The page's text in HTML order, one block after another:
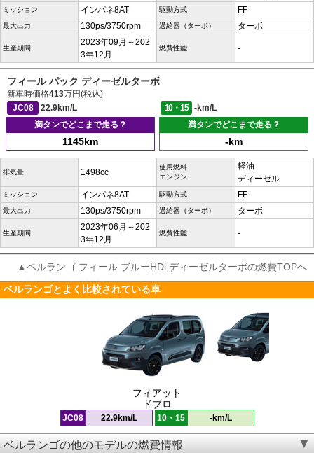
ミッション インパネ8AT 駆動方式 FF
最大出力 130ps/3750rpm 過給器（ターボ） ターボ
生産期間
2023年09月～202
3年12月
燃費性能 -
フィール パック ディーゼルターボ
新車時価格413万円(税込)
JC08
22.9km/L 10・15
-km/L
満タンでどこまで走る？
1145km
満タンでどこまで走る？
-km
排気量 1498cc
使用燃料
エンジン
軽油
ディーゼル
ミッション インパネ8AT 駆動方式 FF
最大出力 130ps/3750rpm 過給器（ターボ） ターボ
生産期間
2023年06月～202
3年12月
燃費性能 -
▲ベルランゴ フィール ブルーHDi ディーゼルターボの燃費TOPへ
ベルランゴとよく比較されている車
フィアット
ドブロ
JC08 22.9km/L 10・15 -km/L
ベルランゴの他のモデルの燃費情報